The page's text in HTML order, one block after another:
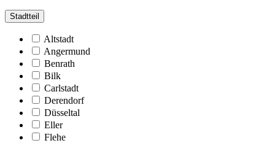
Stadtteil
Altstadt
Angermund
Benrath
Bilk
Carlstadt
Derendorf
Düsseltal
Eller
Flehe